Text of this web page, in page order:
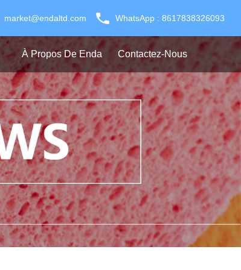
market@endaltd.com WhatsApp : 8617838326093
À Propos De Enda Contactez-Nous